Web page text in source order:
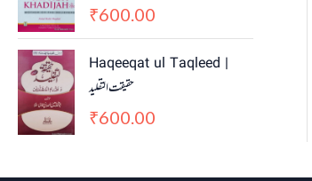
₹600.00
Haqeeqat ul Taqleed |
حقیقت التقلید
₹600.00